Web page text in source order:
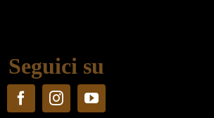
Seguici su